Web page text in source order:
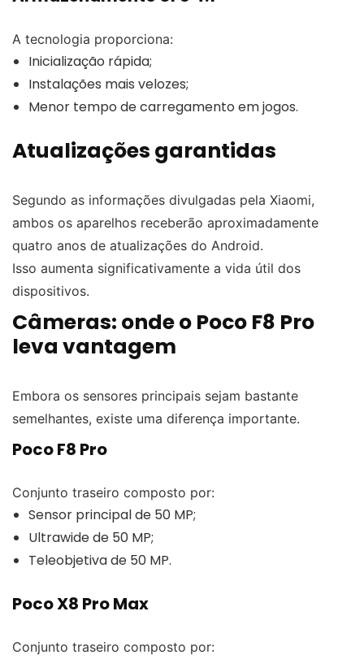
A tecnologia proporciona:
Inicialização rápida;
Instalações mais velozes;
Menor tempo de carregamento em jogos.
Atualizações garantidas
Segundo as informações divulgadas pela Xiaomi,
ambos os aparelhos receberão aproximadamente
quatro anos de atualizações do Android.
Isso aumenta significativamente a vida útil dos
dispositivos.
Câmeras: onde o Poco F8 Pro
leva vantagem
Embora os sensores principais sejam bastante
semelhantes, existe uma diferença importante.
Poco F8 Pro
Conjunto traseiro composto por:
Sensor principal de 50 MP;
Ultrawide de 50 MP;
Teleobjetiva de 50 MP.
Poco X8 Pro Max
Conjunto traseiro composto por: